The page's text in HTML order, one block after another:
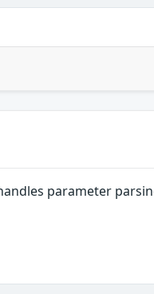
parameter